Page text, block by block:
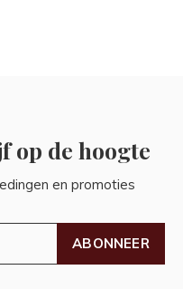
op de hoogte
en promoties
ABONNEER